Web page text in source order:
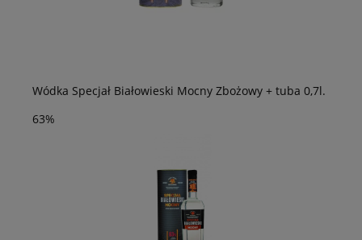
Wódka Specjał Białowieski Mocny Zbożowy + tuba 0,7l.
63%